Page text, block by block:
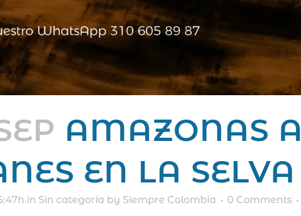
AMAZONAS
EN LA SELVA
in Sin categoría by Siempre Colombia 0 Comments